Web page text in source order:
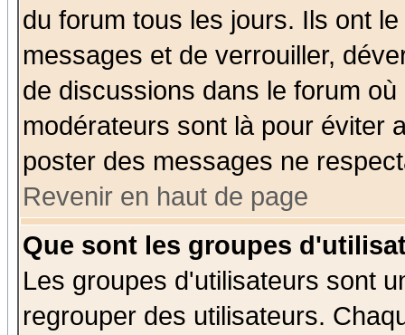
du forum tous les jours. Ils ont
messages et de verrouiller,
de discussions dans le forum
modérateurs sont là pour éviter
poster des messages ne
Revenir en haut de page
Que sont les groupes
Les groupes d'utilisateurs sont
regrouper des utilisateurs.